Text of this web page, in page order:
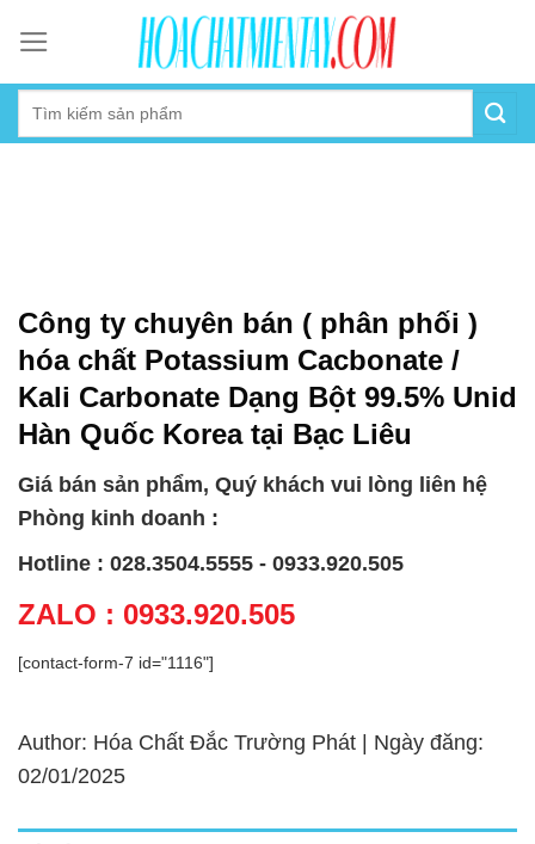
content
Công ty chuyên bán ( phân phối )
hóa chất Potassium Cacbonate /
Kali Carbonate Dạng Bột 99.5% Unid
Hàn Quốc Korea tại Bạc Liêu
Giá bán sản phẩm, Quý khách vui lòng liên hệ
Phòng kinh doanh :
Hotline : 028.3504.5555 - 0933.920.505
ZALO : 0933.920.505
[contact-form-7 id="1116"]
Author: Hóa Chất Đắc Trường Phát | Ngày đăng:
02/01/2025